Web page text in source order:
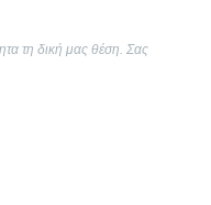
τη δική μας θέση. Σας